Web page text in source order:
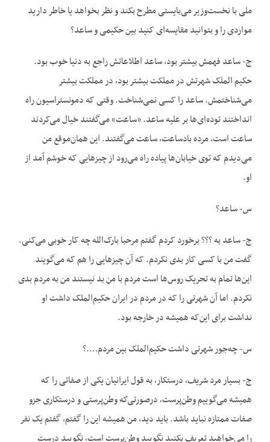
ملی با نخست‌وزیر می‌بایستی مطرح بکند و نظر بخواهد یا خاطر دارید
مواردی را و بتوانید مقایسه‌ای کنید بین حکیمی و ساعد؟
ج- ساعد فهمش بیشتر بود، ساعد اطلاعاتش راجع به دنیا خوب بود.
حکیم الملک شهرتش در مملکت بیشتر بود، در مملکت بیشتر
می‌شناختمش. ساعد را کسی نمی‌شناخت. وقتی که دمونستراسیون راه
انداختند توده‌ای‌ها بر علیه ساعد. «ساعت» می‌گفتند خیال می‌کردند
ساعت است، مرده بادساعت، ساعت می‌گفتند. این همان‌موقع من
می‌دیدم که توی خیابان‌ها پیاده راه می‌رود از چیزهایی که خوشم آمد از
او.
س- ساعد؟
ج- ساعد به ؟؟؟ برخورد کردم گفتم مرحبا بارک‌الله چه کار خوبی می‌کنی.
گفت من با کسی کار بدی نکردم. که آن چیزهایی را هم که می‌گویند
این‌ها تمام به تحریک روس‌ها است مردم با من بد نیستند من به مردم بدی
نکردم. اما آن شهرتی را که در مردم در ایران حکیم‌الملک داشت او
نداشت برای این‌که همیشه در خارجه بود.
س- چه‌جور شهرتی داشت حکیم‌الملک بین مردم….؟
ج- بسیار مرد شریف، درستکار، به قول ایرانیان یکی از صفاتی را که
همیشه می‌گوییم وطن‌پرست، درصورتی‌که وطن‌پرستی و درستکاری جزو
صفات ممتازه نباید باشد. باید دید، من همیشه این را گفتم، گفتم یک نفر
را می‌خواهید تعریف بکنید نگویید وطن‌پرست است، نگویید درست